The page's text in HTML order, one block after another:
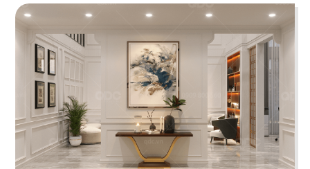
VĂN PHÒNG SHP
SHP là dự án về trường đào tạo nhân sự dành
riêng cho ngành F&B với nhiều mảng khác nhau,
trong đó có không gian văn phòng được thiết kế